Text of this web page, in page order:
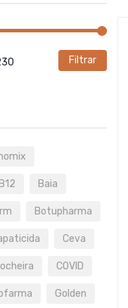
Filtrar
B12 Baia
Botupharma
Ceva
COVID
Golden